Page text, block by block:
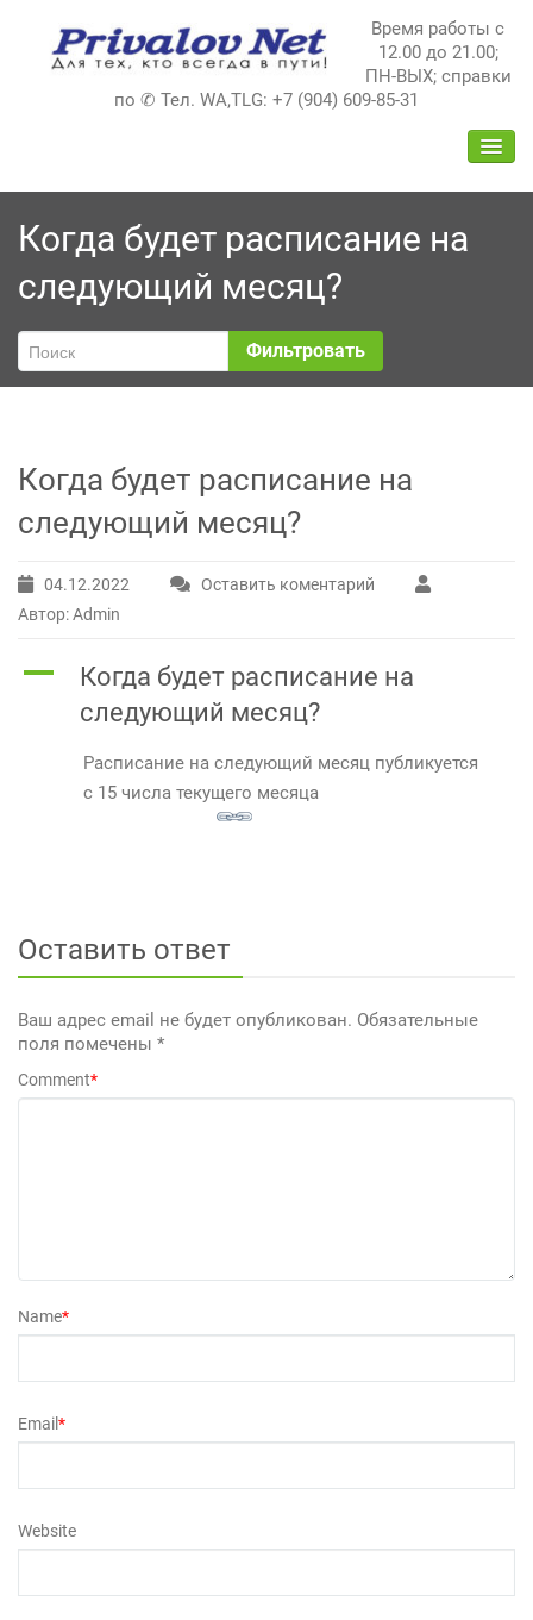
содержимому
Время работы с
12.00 до 21.00;
ПН-ВЫХ; справки
по ✆ Тел. WA,TLG: +7 (904) 609-85-31
Когда будет расписание на
следующий месяц?
Фильтровать
Когда будет расписание на
следующий месяц?
04.12.2022
Оставить коментарий
Автор: Admin
A
Когда будет расписание на
следующий месяц?
Расписание на следующий месяц публикуется
с 15 числа текущего месяца
Оставить ответ
Ваш адрес email не будет опубликован. Обязательные
поля помечены *
Comment*
Name*
Email*
Website